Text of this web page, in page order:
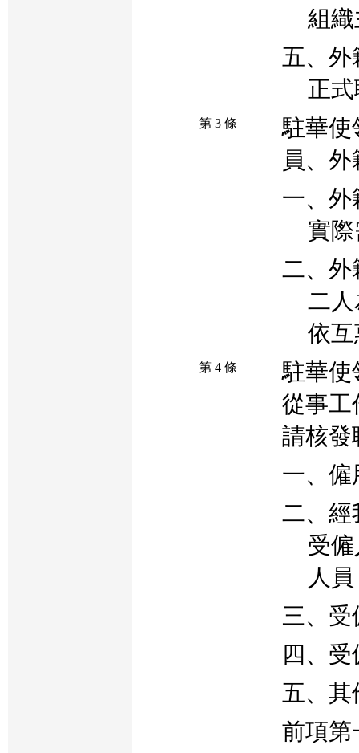
組
五、外
正
第 3 條
駐華使
員、
一、外
實
二、外
二
依
第 4 條
駐華使
從事工
請核發
一、僱
二、經
受
人
三、
四、
五、其
前項第